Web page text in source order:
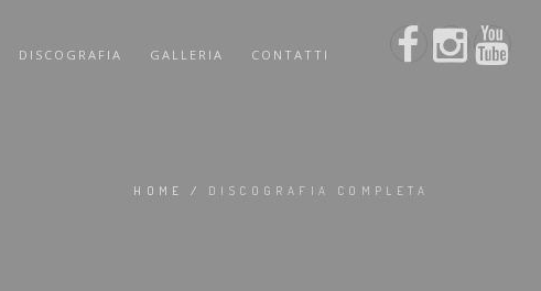
DISCOGRAFIA GALLERIA CONTATTI
HOME / DISCOGRAFIA COMPLETA